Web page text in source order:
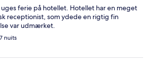
ferie på hotellet. Hotellet har en meget
receptionist, som ydede en rigtig fin
var udmærket.
nuits